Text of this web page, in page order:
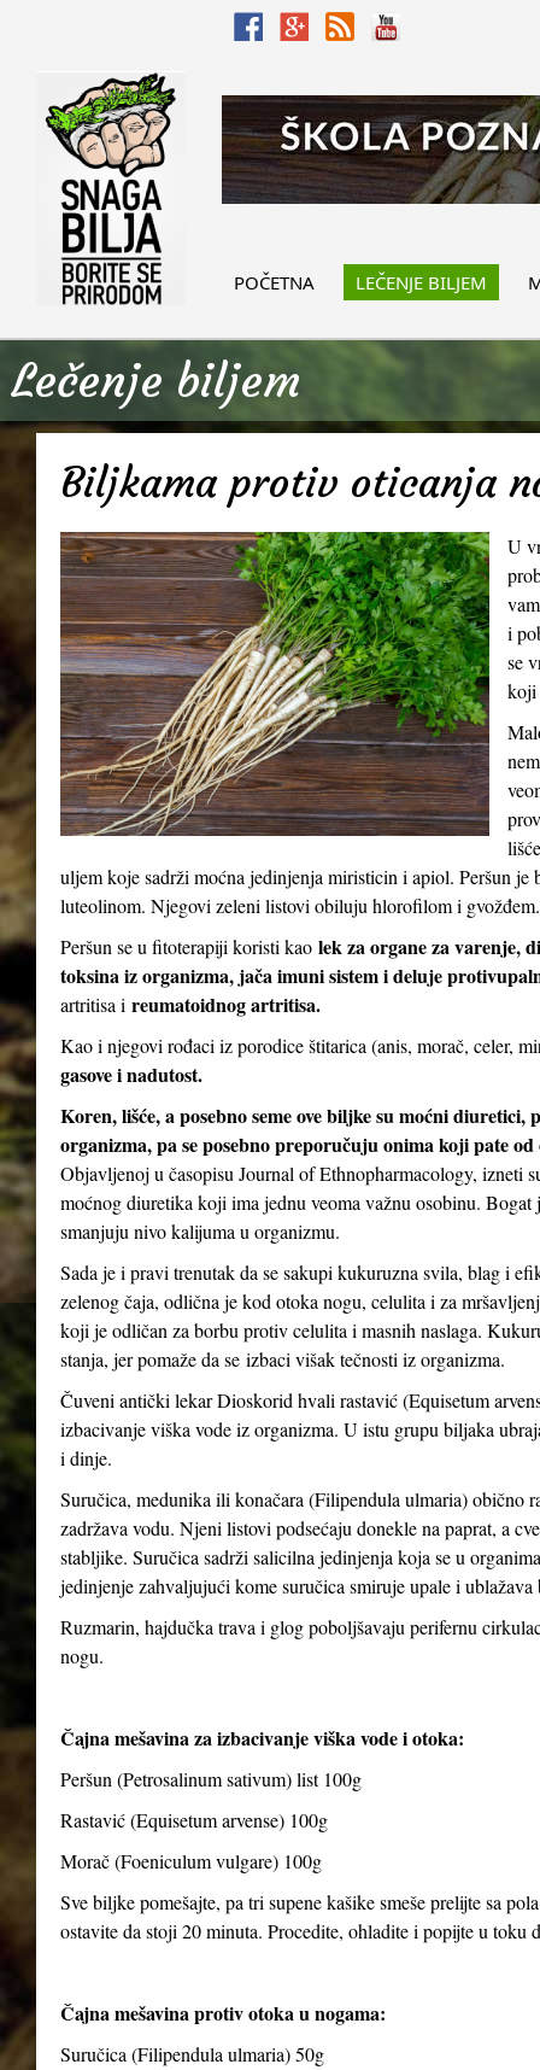
POČETNA LEČENJE BILJEM
Lečenje biljem
Biljkama protiv oticanja
U
i
se
koji
uljem koje sadrži moćna jedinjenja miristicin i apiol. Peršun
luteolinom. Njegovi zeleni listovi obiluju hlorofilom i gvožđem.
Peršun se u fitoterapiji koristi kao lek za organe za varenje,
toksina iz organizma, jača imuni sistem i deluje
artritisa i reumatoidnog artritisa.
Kao i njegovi rođaci iz porodice štitarica (anis, morač, celer,
gasove i nadutost.
Koren, lišće, a posebno seme ove biljke su moćni diuretici,
organizma, pa se posebno preporučuju onima koji pate
Objavljenoj u časopisu Journal of Ethnopharmacology, izneti
moćnog diuretika koji ima jednu veoma važnu osobinu.
smanjuju nivo kalijuma u ​​organizmu.
Sada je i pravi trenutak da se sakupi kukuruzna svila, blag i
zelenog čaja, odlična je kod otoka nogu, celulita i za
koji je odličan za borbu protiv celulita i masnih naslaga.
stanja, jer pomaže da se izbaci višak tečnosti iz organizma.
Čuveni antički lekar Dioskorid hvali rastavić (Equisetum
izbacivanje viška vode iz organizma. U istu grupu biljaka
i dinje.
Suručica, medunika ili konačara (Filipendula ulmaria) obično
zadržava vodu. Njeni listovi podsećaju donekle na paprat, a
stabljike. Suručica sadrži salicilna jedinjenja koja se u
jedinjenje zahvaljujući kome suručica smiruje upale i
Ruzmarin, hajdučka trava i glog poboljšavaju perifernu
nogu.
Čajna mešavina za izbacivanje viška vode i otoka:
Peršun (Petrosalinum sativum) list 100g
Rastavić (Equisetum arvense) 100g
Morač (Foeniculum vulgare) 100g
Sve biljke pomešajte, pa tri supene kašike smeše prelijte sa
ostavite da stoji 20 minuta. Procedite, ohladite i popijte u toku
Čajna mešavina protiv otoka u nogama:
Suručica (Filipendula ulmaria) 50g